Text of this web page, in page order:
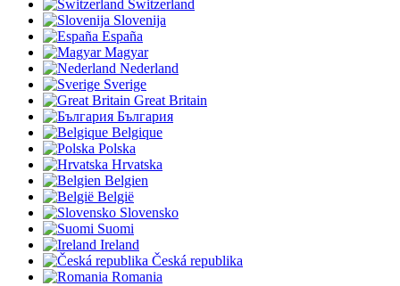
Switzerland
Slovenija
España
Magyar
Nederland
Sverige
Great Britain
България
Belgique
Polska
Hrvatska
Belgien
België
Slovensko
Suomi
Ireland
Česká republika
Romania